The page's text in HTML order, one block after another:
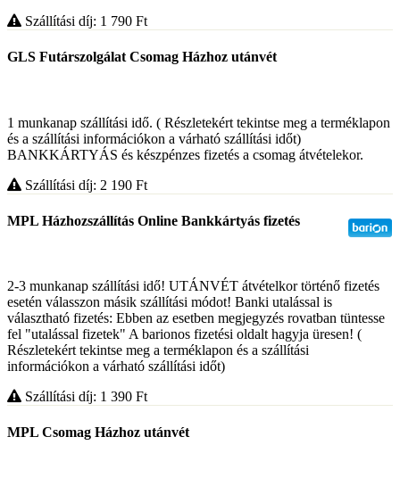
Szállítási díj: 1 790 Ft
GLS Futárszolgálat Csomag Házhoz utánvét
1 munkanap szállítási idő. ( Részletekért tekintse meg a terméklapon
és a szállítási információkon a várható szállítási időt)
BANKKÁRTYÁS és készpénzes fizetés a csomag átvételekor.
Szállítási díj: 2 190 Ft
MPL Házhozszállítás Online Bankkártyás fizetés
2-3 munkanap szállítási idő! UTÁNVÉT átvételkor történő fizetés
esetén válasszon másik szállítási módot! Banki utalással is
választható fizetés: Ebben az esetben megjegyzés rovatban tüntesse
fel "utalással fizetek" A barionos fizetési oldalt hagyja üresen! (
Részletekért tekintse meg a terméklapon és a szállítási
információkon a várható szállítási időt)
Szállítási díj: 1 390 Ft
MPL Csomag Házhoz utánvét